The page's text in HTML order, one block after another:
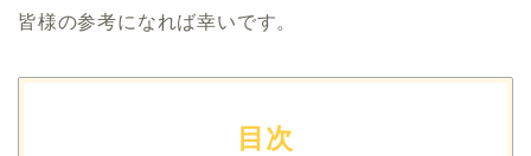
皆様の参考になれば幸いです。
目次